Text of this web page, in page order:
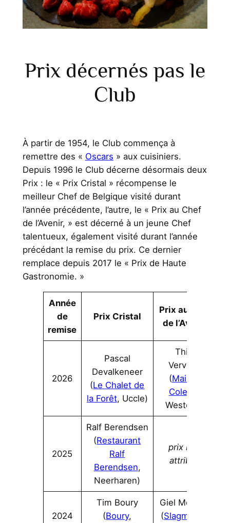
Prix décernés pas le
Club
À partir de 1954, le Club commença à
remettre des « Oscars » aux cuisiniers.
Depuis 1996 le Club décerne désormais deux
Prix : le « Prix Cristal » récompense le
meilleur Chef de Belgique visité durant
l’année précédente, l’autre, le « Prix au Chef
de l’Avenir, » est décerné à un jeune Chef
talentueux, également visité durant l’année
précédant la remise du prix. Ce dernier
remplace depuis 2017 le « Prix de Haute
Gastronomie. »
Année
de
remise
Prix Cristal
Prix au Chef
de l’Avenir
2026
Pascal
Devalkeneer
(Le Chalet de
la Forêt, Uccle)
Thijs
Vervloet
(Maison
Colette
Westerlo)
2025
Ralf Berendsen
(Restaurant
Ralf
Berendsen,
Neerharen)
prix non
attribué
2024
Tim Boury
(Boury,
Giel Meewis
(Slagmolen